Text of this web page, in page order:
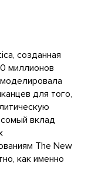
созданная
миллионов
для того,
вклад
The New
как именно